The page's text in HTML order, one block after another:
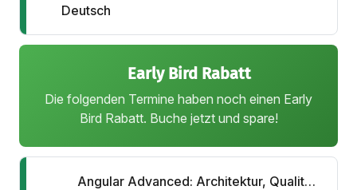
Deutsch
Early Bird Rabatt
Die folgenden Termine haben noch einen Early
Bird Rabatt. Buche jetzt und spare!
Angular Advanced: Architektur, Qualität & Mono-Repositories